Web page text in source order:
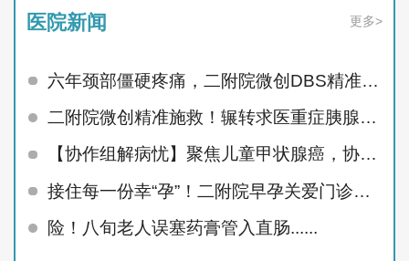
医院新闻 更多>
六年颈部僵硬疼痛，二附院微创DBS精准治顽疾
二附院微创精准施救！辗转求医重症胰腺炎患者顺利痊愈
【协作组解病忧】聚焦儿童甲状腺癌，协作组MDT护航未来
接住每一份幸“孕”！二附院早孕关爱门诊精准呵护孕早期
险！八旬老人误塞药膏管入直肠......